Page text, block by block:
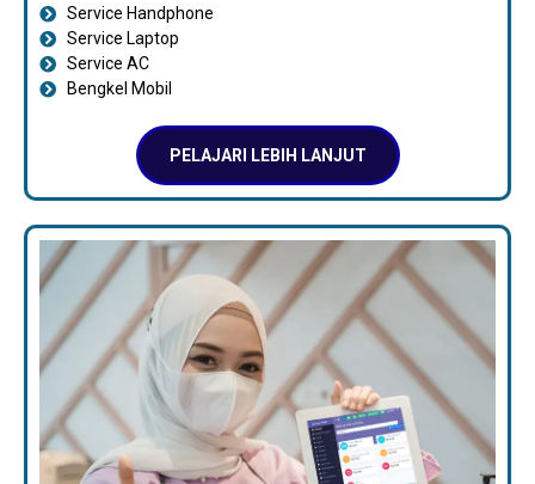
Service Handphone
Service Laptop
Service AC
Bengkel Mobil
PELAJARI LEBIH LANJUT